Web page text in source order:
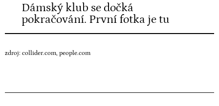
Dámský klub se dočká
pokračování. První fotka je tu
zdroj: collider.com, people.com